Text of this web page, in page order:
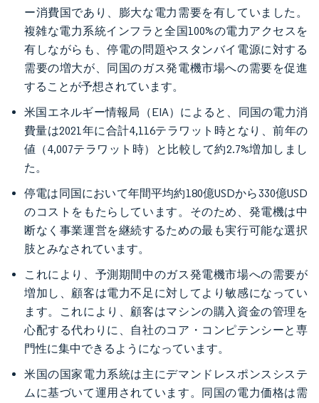
ー消費国であり、膨大な電力需要を有していました。
複雑な電力系統インフラと全国100%の電力アクセスを
有しながらも、停電の問題やスタンバイ電源に対する
需要の増大が、同国のガス発電機市場への需要を促進
することが予想されています。
米国エネルギー情報局（EIA）によると、同国の電力消
費量は2021年に合計4,116テラワット時となり、前年の
値（4,007テラワット時）と比較して約2.7%増加しまし
た。
停電は同国において年間平均約180億USDから330億USD
のコストをもたらしています。そのため、発電機は中
断なく事業運営を継続するための最も実行可能な選択
肢とみなされています。
これにより、予測期間中のガス発電機市場への需要が
増加し、顧客は電力不足に対してより敏感になってい
ます。これにより、顧客はマシンの購入資金の管理を
心配する代わりに、自社のコア・コンピテンシーと専
門性に集中できるようになっています。
米国の国家電力系統は主にデマンドレスポンスシステ
ムに基づいて運用されています。同国の電力価格は需